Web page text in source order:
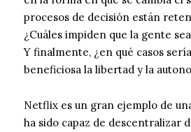
procesos de decisión están
¿Cuáles impiden que la gente
Y finalmente, ¿en qué casos
beneficiosa la libertad y la
Netflix es un gran ejemplo de
ha sido capaz de descentralizar